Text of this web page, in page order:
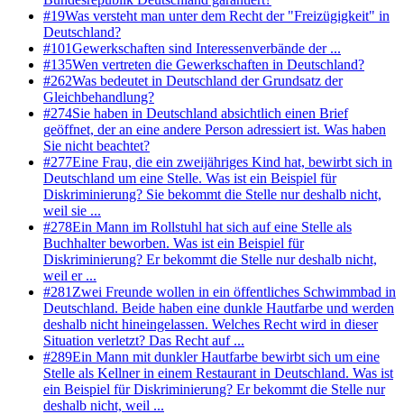
#19Was versteht man unter dem Recht der "Freizügigkeit" in
Deutschland?
#101Gewerkschaften sind Interessenverbände der ...
#135Wen vertreten die Gewerkschaften in Deutschland?
#262Was bedeutet in Deutschland der Grundsatz der
Gleichbehandlung?
#274Sie haben in Deutschland absichtlich einen Brief
geöffnet, der an eine andere Person adressiert ist. Was haben
Sie nicht beachtet?
#277Eine Frau, die ein zweijähriges Kind hat, bewirbt sich in
Deutschland um eine Stelle. Was ist ein Beispiel für
Diskriminierung? Sie bekommt die Stelle nur deshalb nicht,
weil sie ...
#278Ein Mann im Rollstuhl hat sich auf eine Stelle als
Buchhalter beworben. Was ist ein Beispiel für
Diskriminierung? Er bekommt die Stelle nur deshalb nicht,
weil er ...
#281 Zwei Freunde wollen in ein öffentliches Schwimmbad in
Deutschland. Beide haben eine dunkle Hautfarbe und werden
deshalb nicht hineingelassen. Welches Recht wird in dieser
Situation verletzt? Das Recht auf ...
#289Ein Mann mit dunkler Hautfarbe bewirbt sich um eine
Stelle als Kellner in einem Restaurant in Deutschland. Was ist
ein Beispiel für Diskriminierung? Er bekommt die Stelle nur
deshalb nicht, weil ...